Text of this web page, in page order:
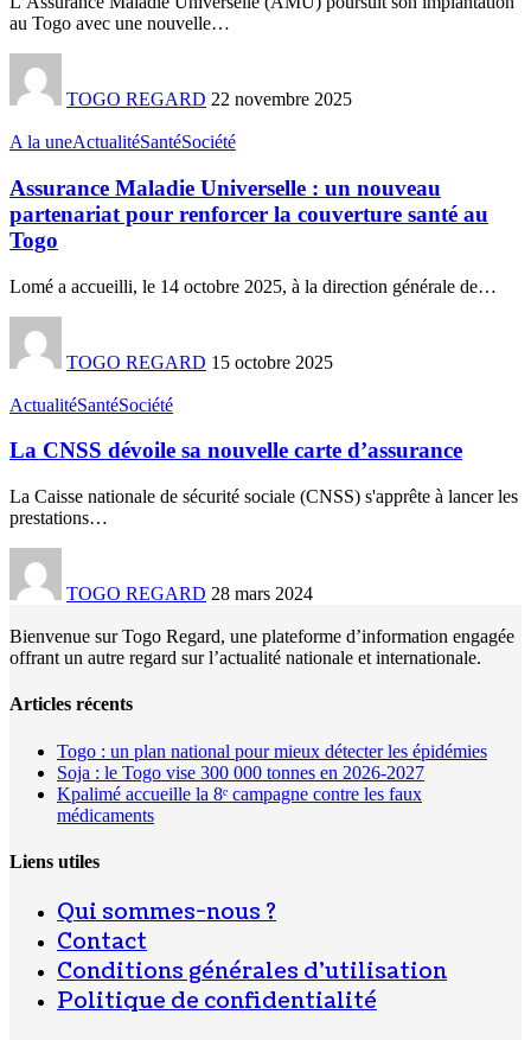
au Togo avec une nouvelle…
TOGO REGARD 22 novembre 2025
A la uneActualitéSantéSociété
Assurance Maladie Universelle : un nouveau
partenariat pour renforcer la couverture santé au
Togo
Lomé a accueilli, le 14 octobre 2025, à la direction générale de…
TOGO REGARD 15 octobre 2025
ActualitéSantéSociété
La CNSS dévoile sa nouvelle carte d’assurance
La Caisse nationale de sécurité sociale (CNSS) s'apprête à lancer les
prestations…
TOGO REGARD 28 mars 2024
Bienvenue sur Togo Regard, une plateforme d’information engagée
offrant un autre regard sur l’actualité nationale et internationale.
Articles récents
Togo : un plan national pour mieux détecter les épidémies
Soja : le Togo vise 300 000 tonnes en 2026-2027
Kpalimé accueille la 8ᵉ campagne contre les faux
médicaments
Liens utiles
Qui sommes-nous ?
Contact
Conditions générales d’utilisation
Politique de confidentialité